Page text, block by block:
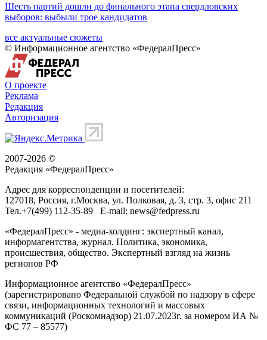
Шесть партий дошли до финального этапа свердловских
выборов: выбыли трое кандидатов
все актуальные сюжеты
© Информационное агентство «ФедералПресс»
О проекте
Реклама
Редакция
Авторизация
2007-2026 ©
Редакция «ФедералПресс»
Адрес для корреспонденции и посетителей:
127018, Россия, г.Москва, ул. Полковая, д. 3, стр. 3, офис 211
Тел.+7(499) 112-35-89 E-mail: news@fedpress.ru
«ФедералПресс» - медиа-холдинг: экспертный канал,
информагентства, журнал. Политика, экономика,
происшествия, общество. Экспертный взгляд на жизнь
регионов РФ
Информационное агентство «ФедералПресс»
(зарегистрировано Федеральной службой по надзору в сфере
связи, информационных технологий и массовых
коммуникаций (Роскомнадзор) 21.07.2023г. за номером ИА №
ФС 77 – 85577)